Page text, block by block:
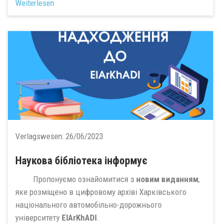
Weiterlesen
Verlagswesen: 26/06/2023
Наукова бібліотека інформує
Пропонуємо ознайомитися з новим виданням,
яке розміщено в цифровому архіві Харківського
національного автомобільно-дорожнього
університету ElArKhADI.